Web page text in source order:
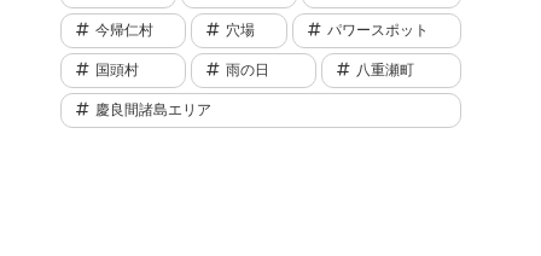
今帰仁村 穴場 パワースポット
国頭村 雨の日 八重瀬町
慶良間諸島エリア